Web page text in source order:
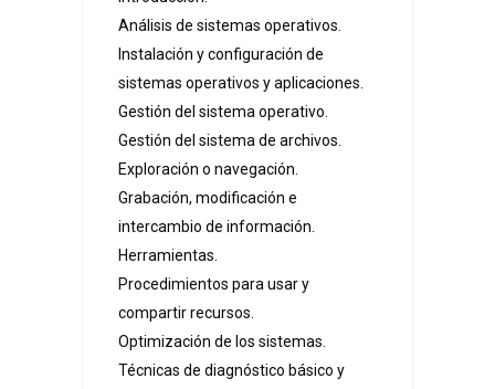
Análisis de sistemas operativos.
Instalación y configuración de
sistemas operativos y aplicaciones.
Gestión del sistema operativo.
Gestión del sistema de archivos.
Exploración o navegación.
Grabación, modificación e
intercambio de información.
Herramientas.
Procedimientos para usar y
compartir recursos.
Optimización de los sistemas.
Técnicas de diagnóstico básico y